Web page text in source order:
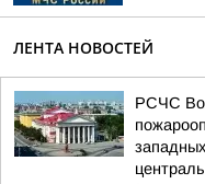
ЛЕНТА НОВОСТЕЙ
РСЧС